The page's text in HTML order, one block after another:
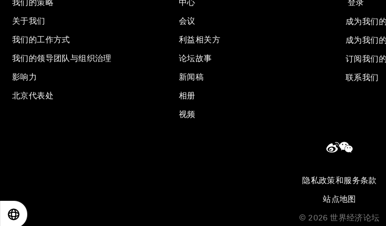
我们的策略
关于我们
我们的工作方式
我们的领导团队与组织治理
影响力
北京代表处
中心
会议
利益相关方
论坛故事
新闻稿
相册
视频
登录
成为我们
成为我们
订阅我们
联系我们
隐私政策和服务条款
站点地图
© 2026 世界经济论坛